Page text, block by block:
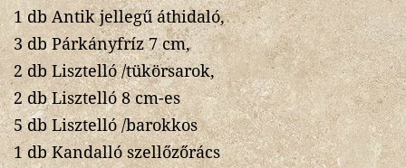
1 db Antik jellegű áthidaló,
3 db Párkányfríz 7 cm,
2 db Lisztelló /tükörsarok,
2 db Lisztelló 8 cm-es
5 db Lisztelló /barokkos
1 db Kandalló szellőzőrács